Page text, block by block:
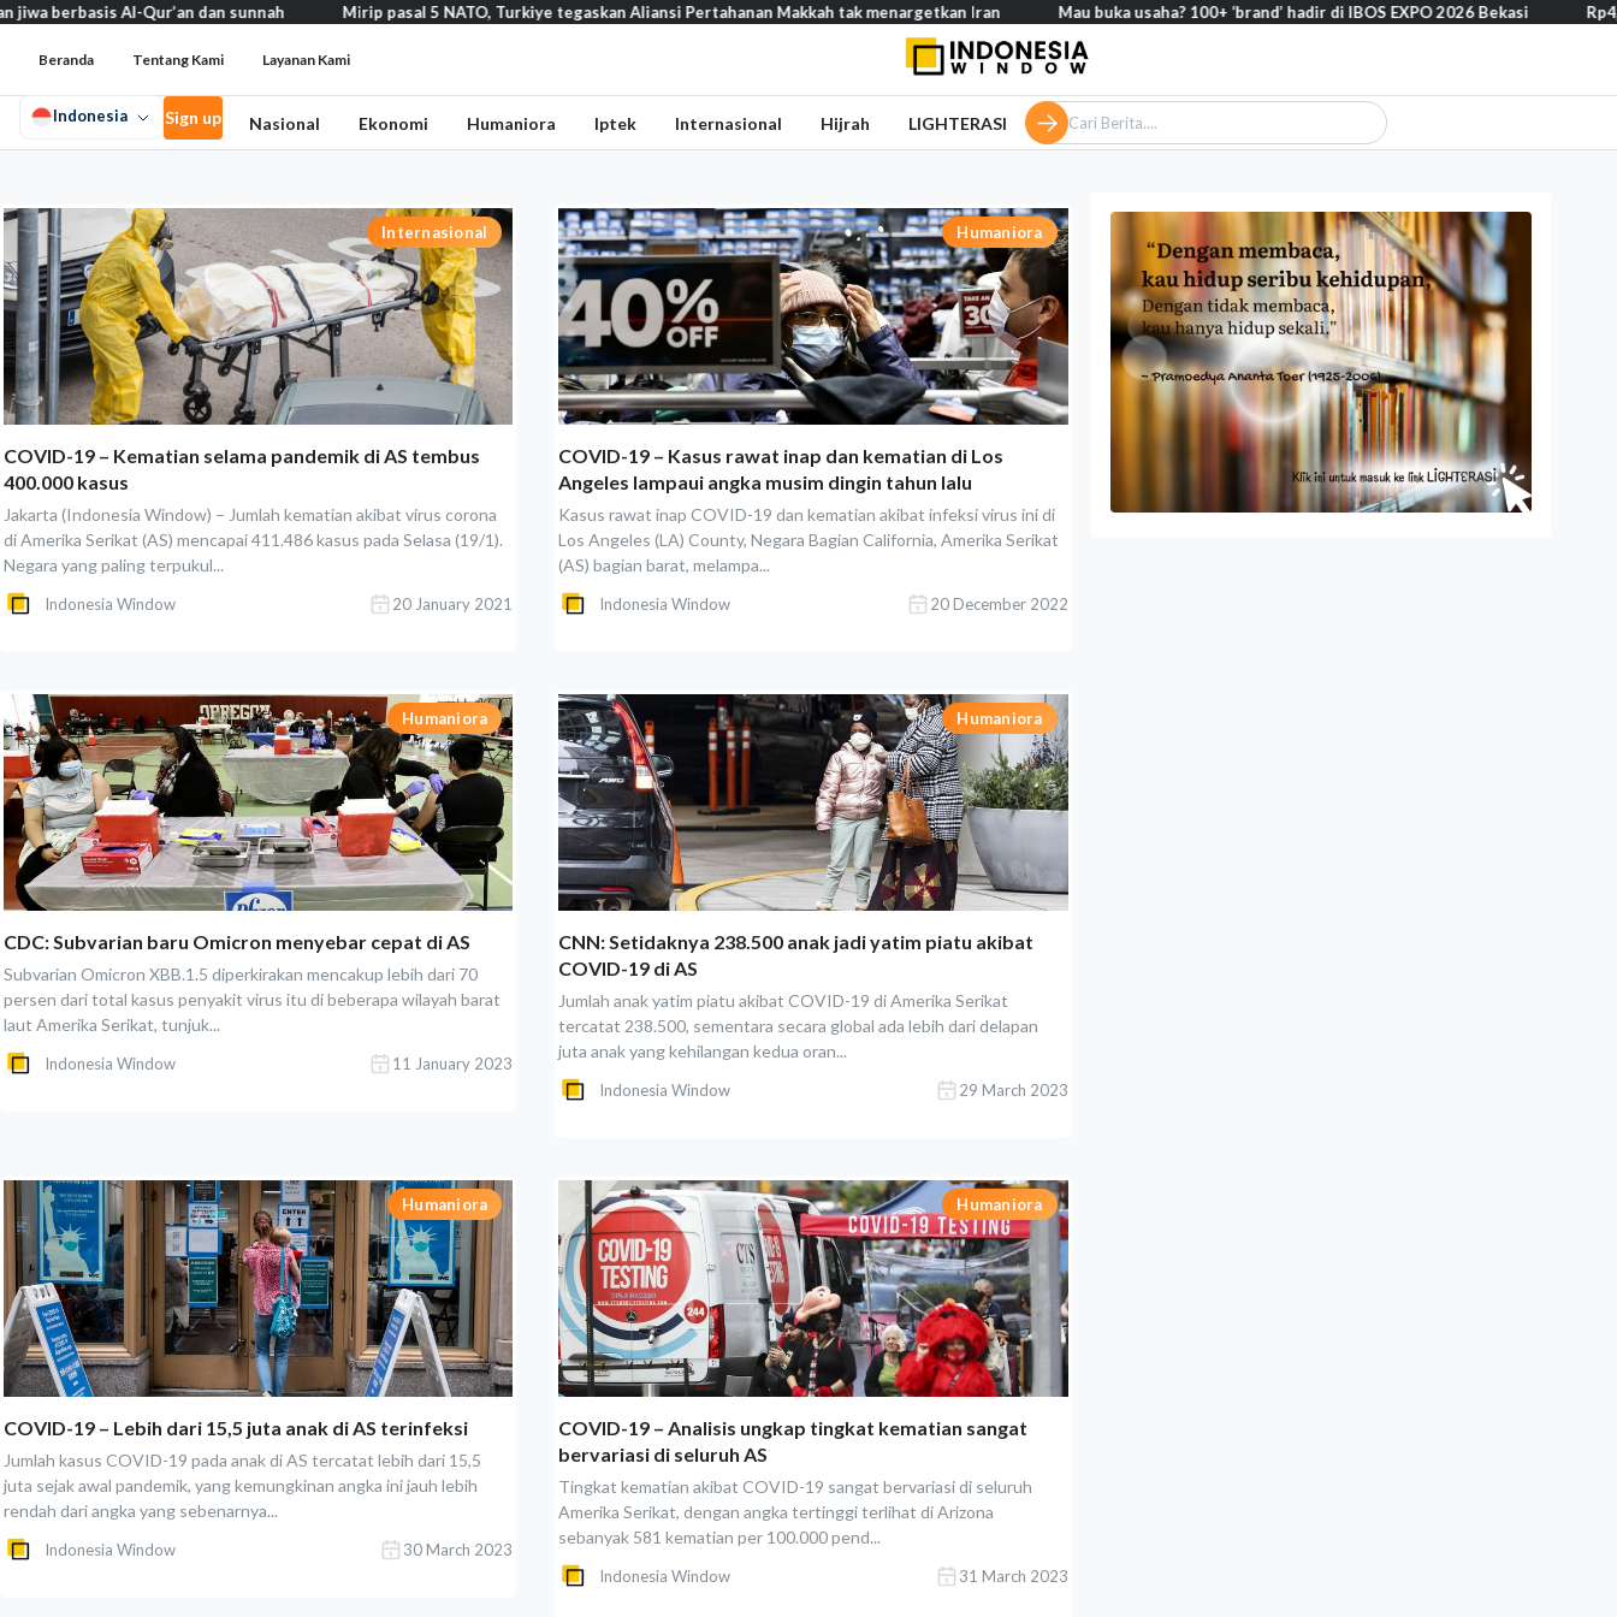
Internasional
COVID-19 – Kematian selama pandemik di AS tembus
400.000 kasus
Jakarta (Indonesia Window) – Jumlah kematian akibat virus corona
di Amerika Serikat (AS) mencapai 411.486 kasus pada Selasa (19/1).
Negara yang paling terpukul...
Indonesia Window 20 January 2021
Humaniora
COVID-19 – Kasus rawat inap dan kematian di Los
Angeles lampaui angka musim dingin tahun lalu
Kasus rawat inap COVID-19 dan kematian akibat infeksi virus ini di
Los Angeles (LA) County, Negara Bagian California, Amerika Serikat
(AS) bagian barat, melampa...
Indonesia Window 20 December 2022
Humaniora
CDC: Subvarian baru Omicron menyebar cepat di AS
Subvarian Omicron XBB.1.5 diperkirakan mencakup lebih dari 70
persen dari total kasus penyakit virus itu di beberapa wilayah barat
laut Amerika Serikat, tunjuk...
Indonesia Window 11 January 2023
Humaniora
CNN: Setidaknya 238.500 anak jadi yatim piatu akibat
COVID-19 di AS
Jumlah anak yatim piatu akibat COVID-19 di Amerika Serikat
tercatat 238.500, sementara secara global ada lebih dari delapan
juta anak yang kehilangan kedua oran...
Indonesia Window 29 March 2023
Humaniora
COVID-19 – Lebih dari 15,5 juta anak di AS terinfeksi
Jumlah kasus COVID-19 pada anak di AS tercatat lebih dari 15,5
juta sejak awal pandemik, yang kemungkinan angka ini jauh lebih
rendah dari angka yang sebenarnya...
Indonesia Window 30 March 2023
Humaniora
COVID-19 – Analisis ungkap tingkat kematian sangat
bervariasi di seluruh AS
Tingkat kematian akibat COVID-19 sangat bervariasi di seluruh
Amerika Serikat, dengan angka tertinggi terlihat di Arizona
sebanyak 581 kematian per 100.000 pend...
Indonesia Window 31 March 2023
Al-Qur’an dan sunnah Mirip pasal 5 NATO, Turkiye tegaskan Aliansi Pertahanan Makkah tak menargetkan Iran Mau buka usaha? 100+ ‘brand’ hadir di IBOS EXPO 2026 Bekasi Rp4,1
Beranda Tentang Kami Layanan Kami
Indonesia Sign up Nasional Ekonomi Humaniora Iptek Internasional Hijrah LIGHTERASI